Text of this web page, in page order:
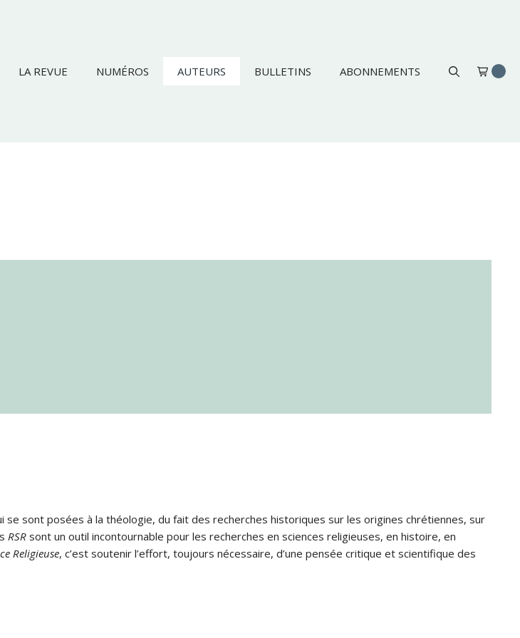
LA REVUE NUMÉROS AUTEURS BULLETINS ABONNEMENTS
sont posées à la théologie, du fait des recherches historiques sur les origines chrétiennes, sur
RSR sont un outil incontournable pour les recherches en sciences religieuses, en histoire, en
Religieuse, c’est soutenir l’effort, toujours nécessaire, d’une pensée critique et scientifique des